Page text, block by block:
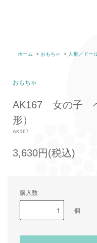
ホーム > おもちゃ > 人形／ドー
おもちゃ
AK167 女の子
形）
AK167
3,630円(税込)
購入数
個